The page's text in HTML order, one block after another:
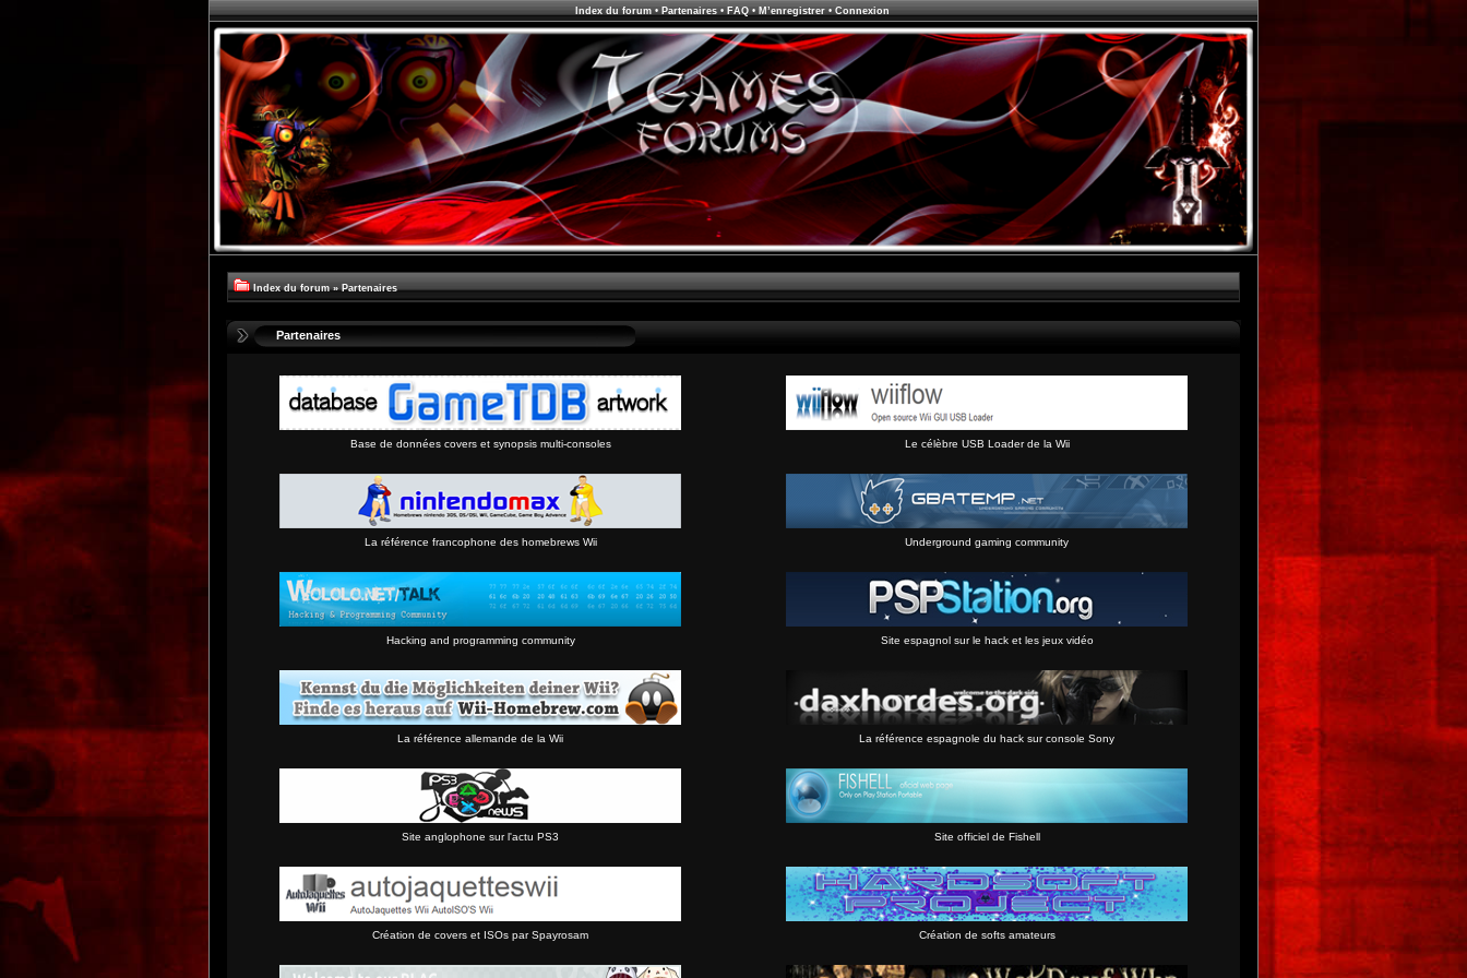
Index du forum• Partenaires• FAQ• M’enregistrer• Connexion
Index du forum » Partenaires
Partenaires
Base de données covers et synopsis multi-consoles Le célèbre USB Loader de la Wii
La référence francophone des homebrews Wii Underground gaming community
Hacking and programming community Site espagnol sur le hack et les jeux vidéo
La référence allemande de la Wii La référence espagnole du hack sur console Sony
Site anglophone sur l'actu PS3 Site officiel de Fishell
Création de covers et ISOs par Spayrosam Création de softs amateurs